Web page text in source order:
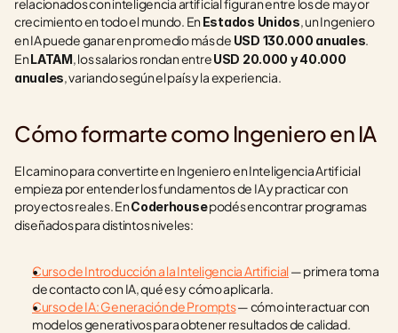
relacionados con inteligencia artificial figuran entre los de mayor
crecimiento en todo el mundo. En Estados Unidos, un Ingeniero
en IA puede ganar en promedio más de USD 130.000 anuales.
En LATAM, los salarios rondan entre USD 20.000 y 40.000
anuales, variando según el país y la experiencia.
Cómo formarte como Ingeniero en IA
El camino para convertirte en Ingeniero en Inteligencia Artificial
empieza por entender los fundamentos de IA y practicar con
proyectos reales. En Coderhouse podés encontrar programas
diseñados para distintos niveles:
Curso de Introducción a la Inteligencia Artificial — primera toma
de contacto con IA, qué es y cómo aplicarla.
Curso de IA: Generación de Prompts — cómo interactuar con
modelos generativos para obtener resultados de calidad.